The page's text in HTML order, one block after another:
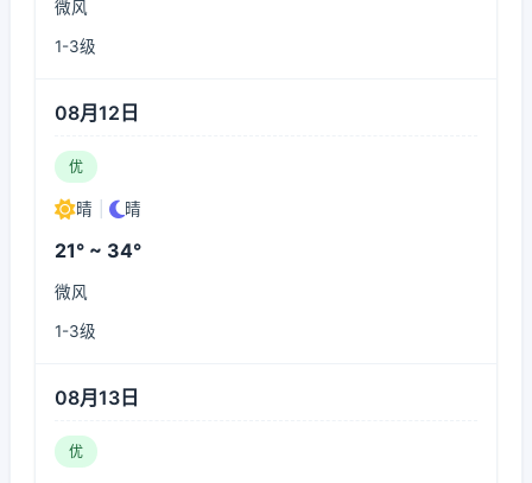
微风
1-3级
08月12日
优
晴 晴
21° ~ 34°
微风
1-3级
08月13日
优